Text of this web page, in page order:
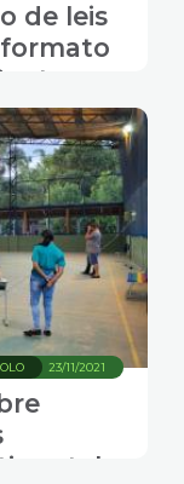
de leis
23/11/2021